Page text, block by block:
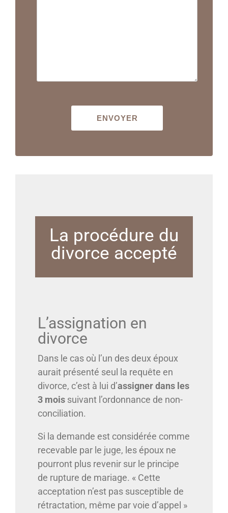
La procédure du
divorce accepté
L’assignation en
divorce
Dans le cas où l’un des deux époux
aurait présenté seul la requête en
divorce, c’est à lui d’assigner dans les
3 mois suivant l’ordonnance de non-
conciliation.
Si la demande est considérée comme
recevable par le juge, les époux ne
pourront plus revenir sur le principe
de rupture de mariage. « Cette
acceptation n’est pas susceptible de
rétractation, même par voie d’appel »